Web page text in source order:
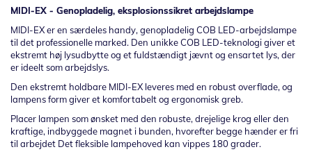
MIDI-EX - Genopladelig, eksplosionssikret arbejdslampe
MIDI-EX er en særdeles handy, genopladelig COB LED-arbejdslampe
til det professionelle marked. Den unikke COB LED-teknologi giver et
ekstremt høj lysudbytte og et fuldstændigt jævnt og ensartet lys, der
er ideelt som arbejdslys.
Den ekstremt holdbare MIDI-EX leveres med en robust overflade, og
lampens form giver et komfortabelt og ergonomisk greb.
Placer lampen som ønsket med den robuste, drejelige krog eller den
kraftige, indbyggede magnet i bunden, hvorefter begge hænder er fri
til arbejdet Det fleksible lampehoved kan vippes 180 grader.